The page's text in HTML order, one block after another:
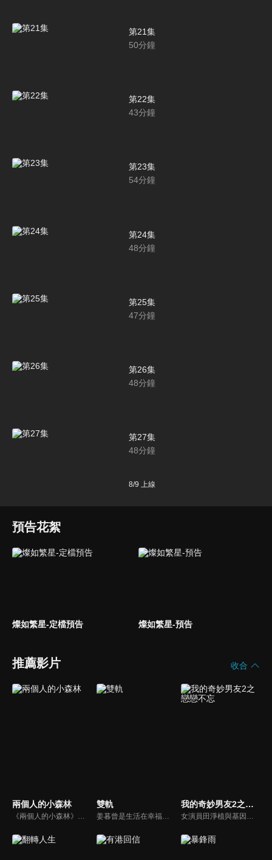
第21集
50分鐘
第22集
43分鐘
第23集
54分鐘
第24集
48分鐘
第25集
47分鐘
第26集
48分鐘
第27集
48分鐘
8/9 上線
預告花絮
燦如繁星-定檔預告 燦如繁星-預告
推薦影片 收合
兩個人的小森林
《兩個人的小森林》陸劇線上看。純靠化妝技術維持精緻外表的時尚博主虞美人，想要憑藉美貌報復式地追求曾經拒絕她的天才植物學教授莊羽，從校園追到田園，卻在施展獵愛百計的過程中淪陷了，上演了一場甜蜜爆笑的愛情故事...
雙軌
姜暮曾是生活在幸福家庭中的小女孩，因父母離婚，生活發生巨變；而靳朝則隨父親移居泰國，成為地下賽車和拳場中的修車工。多年後，姜暮獨自前往泰國，揭開哥哥的秘密，兩人在異國重逢，從陌生到熟悉，共同面對生活的挑戰的故事。
我的奇妙男友2之戀戀不忘
女演員田淨植與基因突變人薛靈喬，歷經磨難後相知相愛，但薛靈喬為了讓田淨植過上平凡的生活選擇離開。不料田淨植發現自己懷了孕，還被同為基因突變人的雲臻瘋狂追求，更被以「秋月白」為首的秘密組織盯上，同時身體開始出現異常反應，伴隨著城中接二連三的女性失蹤事件，再次捲入基因突變人的風波中！